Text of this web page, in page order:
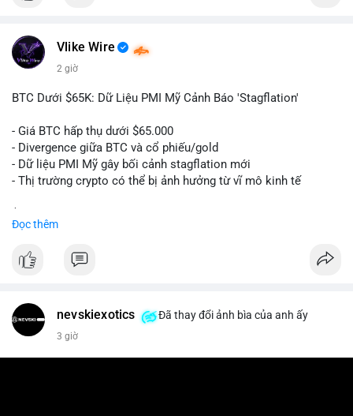
#vlikevn #titanbot
📰 Nguồn: Cointelegraph
Vlike Wire
2 giờ
BTC Dưới $65K: Dữ Liệu PMI Mỹ Cảnh Báo 'Stagflation'
- Giá BTC hấp thụ dưới $65.000
- Divergence giữa BTC và cổ phiếu/gold
- Dữ liệu PMI Mỹ gây bối cảnh stagflation mới
- Thị trường crypto có thể bị ảnh hưởng từ vĩ mô kinh tế
Đọc thêm
nevskiexotics Đã thay đổi ảnh bìa của anh ấy
3 giờ